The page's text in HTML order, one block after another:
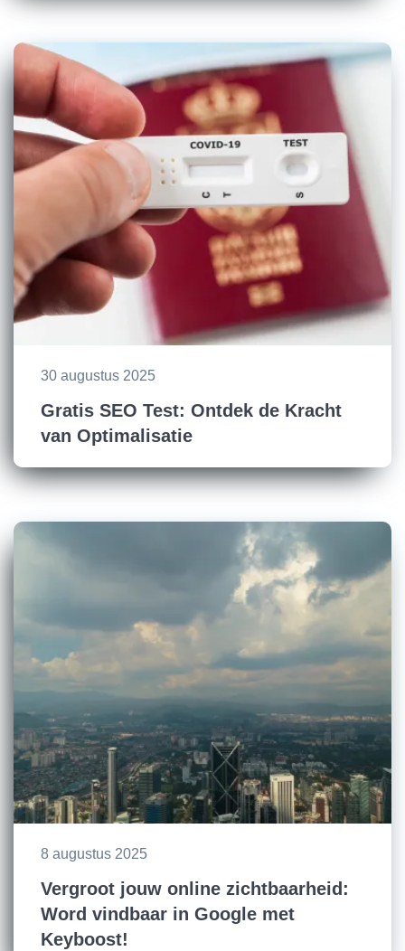
30 augustus 2025
Gratis SEO Test: Ontdek de Kracht
van Optimalisatie
8 augustus 2025
Vergroot jouw online zichtbaarheid:
Word vindbaar in Google met
Keyboost!